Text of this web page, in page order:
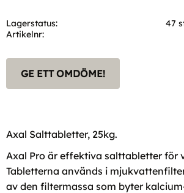
Lagerstatus
47
Artikelnr
GE ETT OMDÖME!
Axal Salttabletter, 25kg.
Axal Pro är effektiva salttabletter för
Tabletterna används i
av den filtermassa som byter